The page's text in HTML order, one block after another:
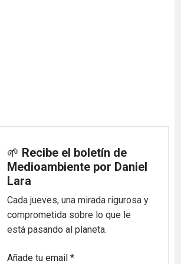
🌱 Recibe el boletín de
Medioambiente por Daniel
Lara
Cada jueves, una mirada rigurosa y
comprometida sobre lo que le
está pasando al planeta.
Añade tu email*